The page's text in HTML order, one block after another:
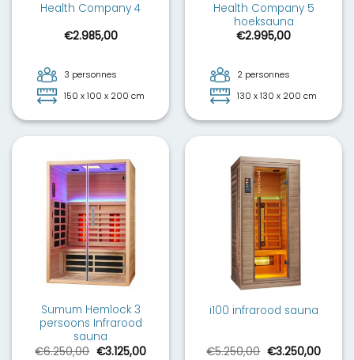
Health Company 4
€2.985,00
3 personnes
150 x 100 x 200 cm
Health Company 5
hoeksauna
€2.995,00
2 personnes
130 x 130 x 200 cm
Sumum Hemlock 3
persoons Infrarood
sauna
€6.250,00 Le
€3.125,00Le
i100 infrarood sauna
€5.250,00 Le
€3.250,00Le